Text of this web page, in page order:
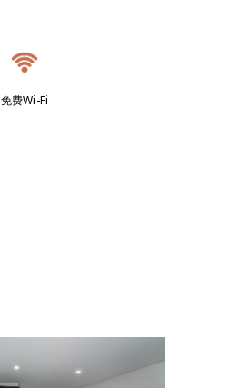
免费Wi-Fi